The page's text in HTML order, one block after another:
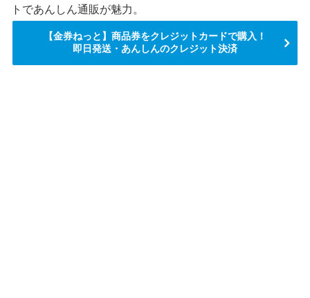
トであんしん通販が魅力。
【金券ねっと】商品券をクレジットカードで購入！
即日発送・あんしんのクレジット決済